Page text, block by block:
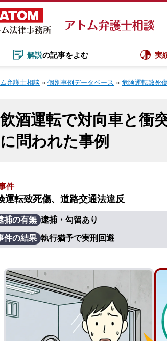
解説の記事をよむ 実
弁護士相談 » 個別事例データベース » 危険運転致死
飲酒運転で対向車と衝
に問われた事例
件
運転致死傷、道路交通法違反
捕の有無 逮捕・勾留あり
件の結果 執行猶予で実刑回避